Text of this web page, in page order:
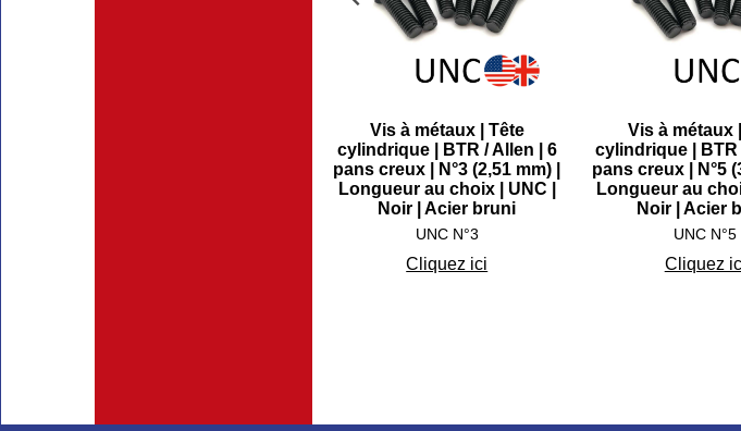
Vis à métaux | Tête
cylindrique | BTR / Allen | 6
pans creux | N°3 (2,51 mm) |
Longueur au choix | UNC |
Noir | Acier bruni
UNC N°3
Cliquez ici
Vis à métaux
cylindrique | BTR
pans creux | N°5
Longueur au
Noir | Acier
UNC N°5
Cliquez